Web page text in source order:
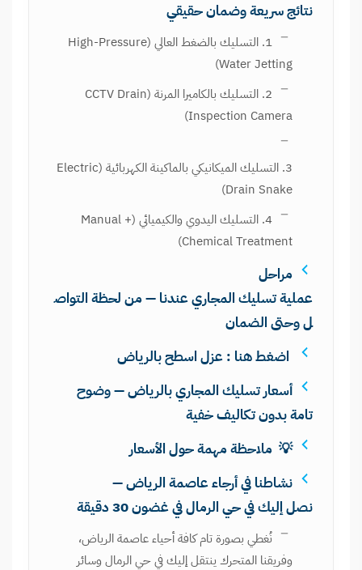
نتائج سريعة وضمان حقيقي
1. التسليك بالضغط العالي (High-Pressure
Water Jetting)
2. التسليك بالكاميرا المرنة (CCTV Drain
Inspection Camera)
3. التسليك الميكانيكي بالماكينة الكهربائية (Electric
Drain Snake)
4. التسليك اليدوي والكيميائي (Manual +
Chemical Treatment)
مراحل
عملية تسليك المجاري عندنا — من لحظة التواص
ل وحتى الضمان
اضغط هنا : عزل اسطح بالرياض
أسعار تسليك المجاري بالرياض — وضوح
تامة بدون تكاليف خفية
💡 ملاحظة مهمة حول الأسعار
نشاطنا في أرجاء عاصمة الرياض —
نصل إليك في حي الرمال في غضون 30 دقيقة
نُغطي بصورة تام كافة أحياء عاصمة الرياض،
وفريقنا المتحرك ينتقل إليك في حي الرمال وسائر